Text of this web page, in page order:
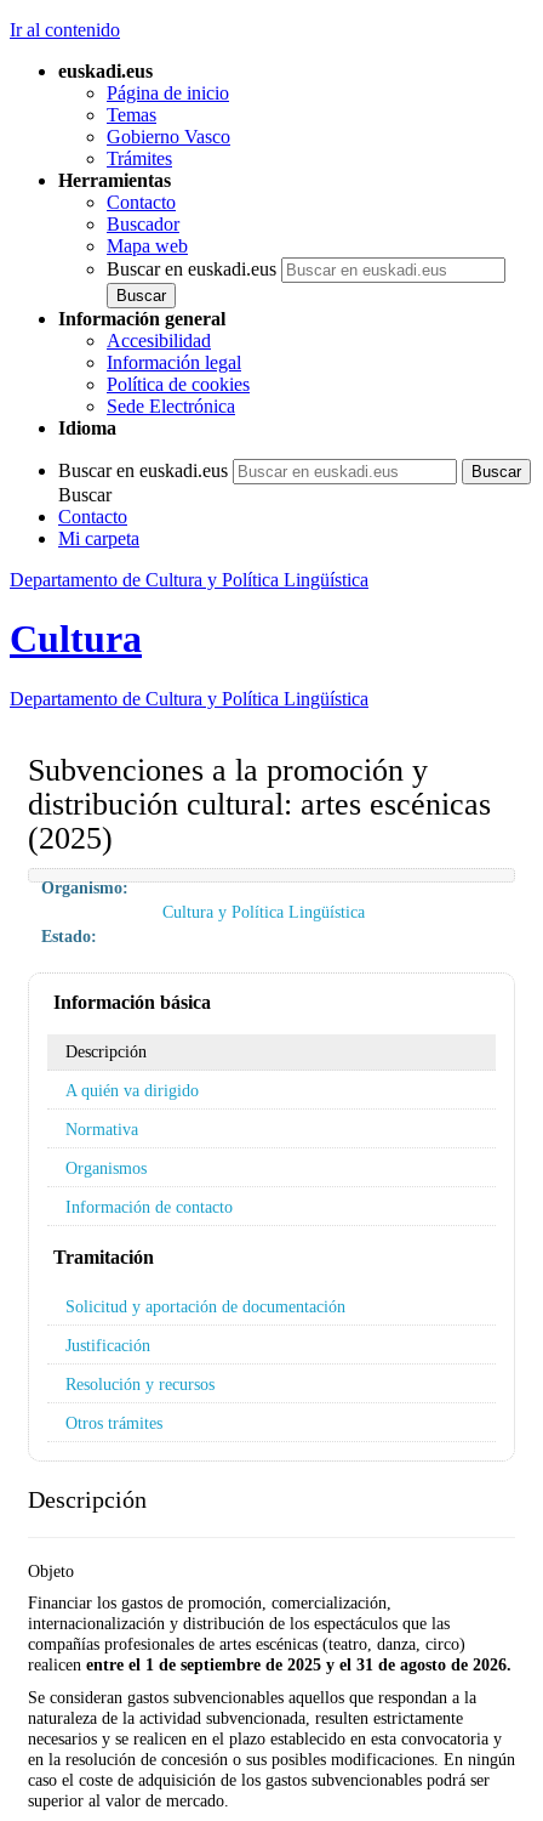
Ir al contenido
euskadi.eus
Página de inicio
Temas
Gobierno Vasco
Trámites
Herramientas
Contacto
Buscador
Mapa web
Buscar en euskadi.eus
Información general
Accesibilidad
Información legal
Política de cookies
Sede Electrónica
Idioma
Buscar en euskadi.eus
Buscar
Contacto
Mi carpeta
Departamento de Cultura y Política Lingüística
Cultura
Departamento de Cultura y Política Lingüística
Subvenciones a la promoción y
distribución cultural: artes escénicas
(2025)
Organismo:
Cultura y Política Lingüística
Estado:
Información básica
Descripción
A quién va dirigido
Normativa
Organismos
Información de contacto
Tramitación
Solicitud y aportación de documentación
Justificación
Resolución y recursos
Otros trámites
Descripción
Objeto
Financiar los gastos de promoción, comercialización,
internacionalización y distribución de los espectáculos que las
compañías profesionales de artes escénicas (teatro, danza, circo)
realicen entre el 1 de septiembre de 2025 y el 31 de agosto de 2026.
Se consideran gastos subvencionables aquellos que respondan a la
naturaleza de la actividad subvencionada, resulten estrictamente
necesarios y se realicen en el plazo establecido en esta convocatoria y
en la resolución de concesión o sus posibles modificaciones. En ningún
caso el coste de adquisición de los gastos subvencionables podrá ser
superior al valor de mercado.